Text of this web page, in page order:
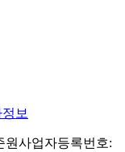
보
원사업자등록번호: